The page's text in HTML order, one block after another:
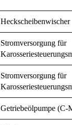
Heckscheibenwischer
Stromversorgung für
Stromversorgung für
Getriebeölpumpe